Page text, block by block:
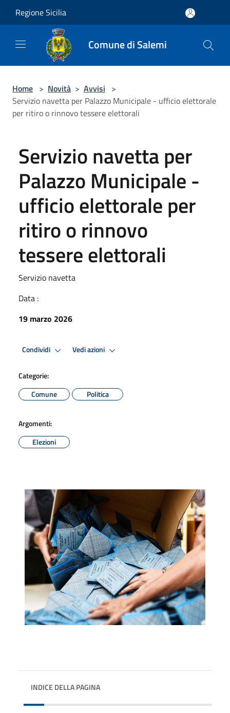
Regione Sicilia
Comune di Salemi
Home > Novità > Avvisi >
Servizio navetta per Palazzo Municipale - ufficio elettorale
per ritiro o rinnovo tessere elettorali
Servizio navetta per
Palazzo Municipale -
ufficio elettorale per
ritiro o rinnovo
tessere elettorali
Servizio navetta
Data :
19 marzo 2026
Condividi Vedi azioni
Categorie:
Comune
Politica
Argomenti:
Elezioni
INDICE DELLA PAGINA